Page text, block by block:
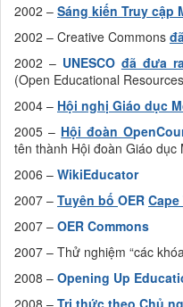
2002 – Sáng kiến Truy cập
2002 – Creative Commons
2002 – UNESCO đã đưa ra
(Open Educational
2004 – Hội nghị Giáo dục
2005 – Hội đoàn O
tên thành Hội đoàn Giáo dục
2006 – WikiEducator
2007 – Tuyên bố OER Cape
2007 – OER Commons
2007 – Thử nghiệm “các
2008 – Opening Up
2008 – Tri thức theo Chủ